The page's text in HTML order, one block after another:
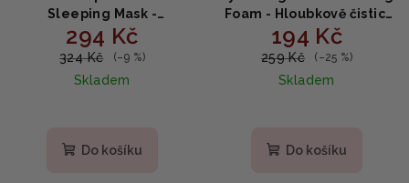
Sleeping Mask -
vitamínová noční maska s
propolisem 60ml
294 Kč
324 Kč (–9 %)
Skladem
Do košíku
Foam - Hloubkově čisticí
pěna na rozšířené póry
150ml
194 Kč
259 Kč (–25 %)
Skladem
Do košíku